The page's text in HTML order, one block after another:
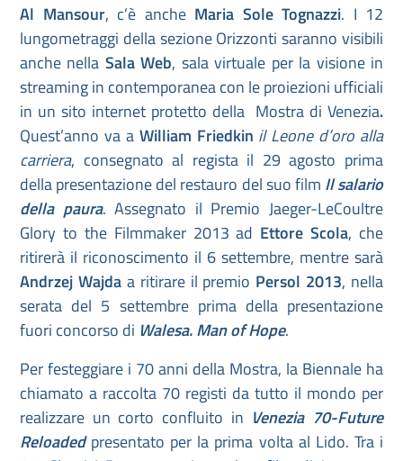
Al Mansour, c’è anche Maria Sole Tognazzi. I 12
lungometraggi della sezione Orizzonti saranno visibili
anche nella Sala Web, sala virtuale per la visione in
streaming in contemporanea con le proiezioni ufficiali
in un sito internet protetto della Mostra di Venezia.
Quest’anno va a William Friedkin il Leone d’oro alla
carriera, consegnato al regista il 29 agosto prima
della presentazione del restauro del suo film Il salario
della paura. Assegnato il Premio Jaeger-LeCoultre
Glory to the Filmmaker 2013 ad Ettore Scola, che
ritirerà il riconoscimento il 6 settembre, mentre sarà
Andrzej Wajda a ritirare il premio Persol 2013, nella
serata del 5 settembre prima della presentazione
fuori concorso di Walesa. Man of Hope.
Per festeggiare i 70 anni della Mostra, la Biennale ha
chiamato a raccolta 70 registi da tutto il mondo per
realizzare un corto confluito in Venezia 70-Future
Reloadedpresentato per la prima volta al Lido. Tra i